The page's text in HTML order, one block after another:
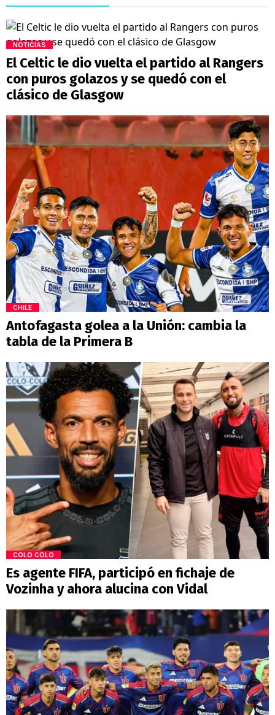
NOTICIAS
El Celtic le dio vuelta el partido al Rangers
con puros golazos y se quedó con el
clásico de Glasgow
CHILE
Antofagasta golea a la Unión: cambia la
tabla de la Primera B
COLO COLO
Es agente FIFA, participó en fichaje de
Vozinha y ahora alucina con Vidal